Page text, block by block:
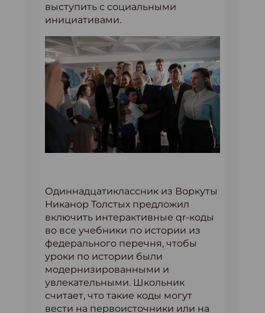
выступить с социальными
инициативами.
Одиннадцатиклассник из Воркуты
Никанор Толстых предложил
включить интерактивные qr-коды
во все учебники по истории из
федерального перечня, чтобы
уроки по истории были
модернизированными и
увлекательными. Школьник
считает, что такие коды могут
вести на первоисточники или на